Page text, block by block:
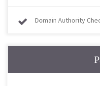
Domain Authority